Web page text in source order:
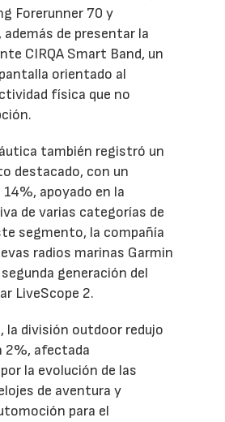
Forerunner 70 y
además de presentar la
CIRQA Smart Band, un
orientado al
física que no
también registró un
destacado, con un
apoyado en la
de varias categorías de
segmento, la compañía
radios marinas Garmin
generación del
LiveScope 2.
la división outdoor redujo
2%, afectada
la evolución de las
de aventura y
para el